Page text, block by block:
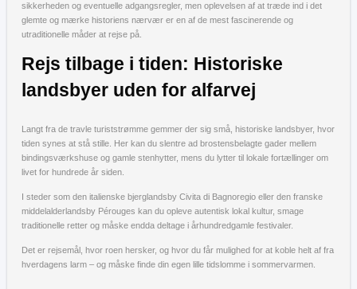
sikkerheden og eventuelle adgangsregler, men oplevelsen af at træde ind i det
glemte og mærke historiens nærvær er en af de mest fascinerende og
utraditionelle måder at rejse på.
Rejs tilbage i tiden: Historiske
landsbyer uden for alfarvej
Langt fra de travle turiststrømme gemmer der sig små, historiske landsbyer, hvor
tiden synes at stå stille. Her kan du slentre ad brostensbelagte gader mellem
bindingsværkshuse og gamle stenhytter, mens du lytter til lokale fortællinger om
livet for hundrede år siden.
I steder som den italienske bjerglandsby Civita di Bagnoregio eller den franske
middelalderlandsby Pérouges kan du opleve autentisk lokal kultur, smage
traditionelle retter og måske endda deltage i århundredgamle festivaler.
Det er rejsemål, hvor roen hersker, og hvor du får mulighed for at koble helt af fra
hverdagens larm – og måske finde din egen lille tidslomme i sommervarmen.